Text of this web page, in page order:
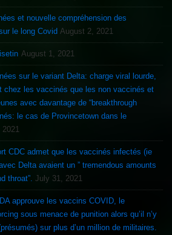
et nouvelle compréhension des
biologiques sur le long Covid August 2, 2021
August 1, 2021
sur le variant Delta: charge viral lourde,
chez les vaccinés que les non vaccinés et
avec davantage de “breakthrough
le cas de Provincetown dans le
CDC admet que les vaccinés infectés (ie
Delta avaient un ” tremendous amounts
throat”. July 31, 2021
approuve les vaccins COVID, le
sous menace de punition alors qu’il n’y
sur plus d’un million de militaires.